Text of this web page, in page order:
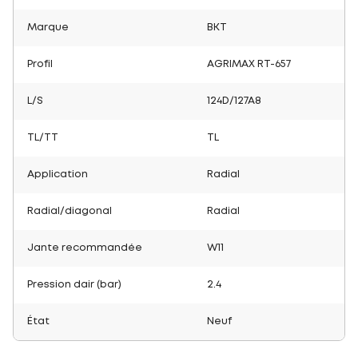
Marque BKT
Profil AGRIMAX RT-657
L/S 124D/127A8
TL/TT
Application Radial
Radial/diagonal Radial
Jante recommandée W11
Pression dair (bar) 2.4
État Neuf